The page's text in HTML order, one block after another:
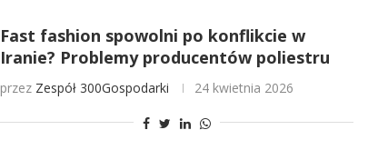
Fast fashion spowolni po konflikcie w
Iranie? Problemy producentów poliestru
przez Zespół 300Gospodarki 24 kwietnia 2026